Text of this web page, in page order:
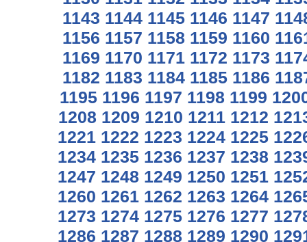
1143 1144 1145 1146 1147
1156 1157 1158 1159 1160
1169 1170 1171 1172 1173
1182 1183 1184 1185 1186
1195 1196 1197 1198 1199
1208 1209 1210 1211 1212
1221 1222 1223 1224 1225
1234 1235 1236 1237 1238
1247 1248 1249 1250 1251
1260 1261 1262 1263 1264
1273 1274 1275 1276 1277
1286 1287 1288 1289 1290